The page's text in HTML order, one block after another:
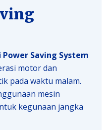
Power Saving System
motor dan
pada waktu malam.
mesin
kegunaan jangka